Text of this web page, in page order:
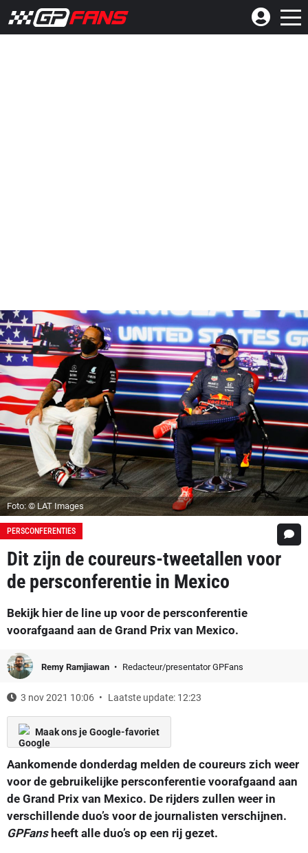
Foto: © LAT Images
PERSCONFERENTIES
Dit zijn de coureurs-tweetallen voor
de persconferentie in Mexico
Bekijk hier de line up voor de persconferentie
voorafgaand aan de Grand Prix van Mexico.
Remy Ramjiawan Redacteur/presentator GPFans
3 nov 2021 10:06 Laatste update: 12:23
Maak ons je Google-favoriet
Aankomende donderdag melden de coureurs zich weer
voor de gebruikelijke persconferentie voorafgaand aan
de Grand Prix van Mexico. De rijders zullen weer in
verschillende duo’s voor de journalisten verschijnen.
GPFansheeft alle duo’s op een rij gezet.